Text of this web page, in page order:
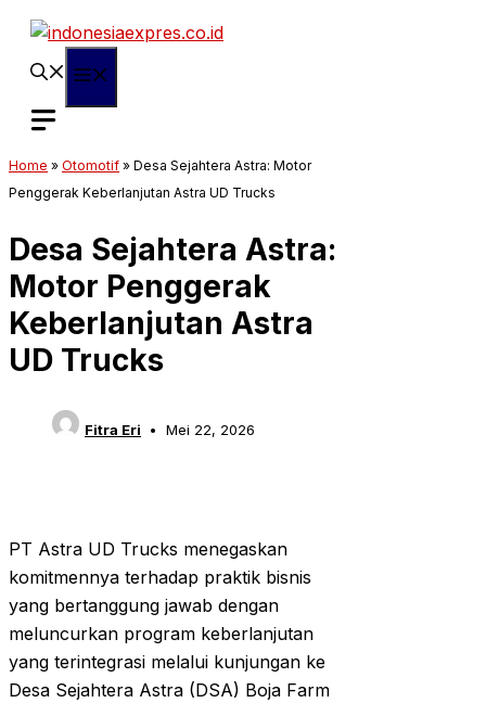
Langsung
Home » Otomotif » Desa Sejahtera Astra: Motor
Penggerak Keberlanjutan Astra UD Trucks
Desa Sejahtera Astra:
Motor Penggerak
Keberlanjutan Astra
UD Trucks
Fitra Eri Mei 22, 2026
PT Astra UD Trucks menegaskan
komitmennya terhadap praktik bisnis
yang bertanggung jawab dengan
meluncurkan program keberlanjutan
yang terintegrasi melalui kunjungan ke
Desa Sejahtera Astra (DSA) Boja Farm